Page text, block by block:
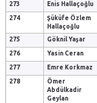
273 Enis Hallaçoğlu
274
Şüküfe Özlem
Hallaçoğlu
275 Göknil Yaşar
276 Yasin Ceran
277 Emre Korkmaz
278
Ömer
Abdülkadir
Geylan